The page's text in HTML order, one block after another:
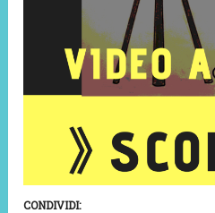
CONDIVIDI: